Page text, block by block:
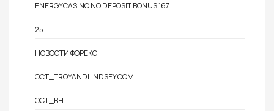
ENERGYCASINO NO DEPOSIT BONUS 167
25
НОВОСТИ ФОРЕКС
OCT_TROYANDLINDSEY.COM
OCT_BH